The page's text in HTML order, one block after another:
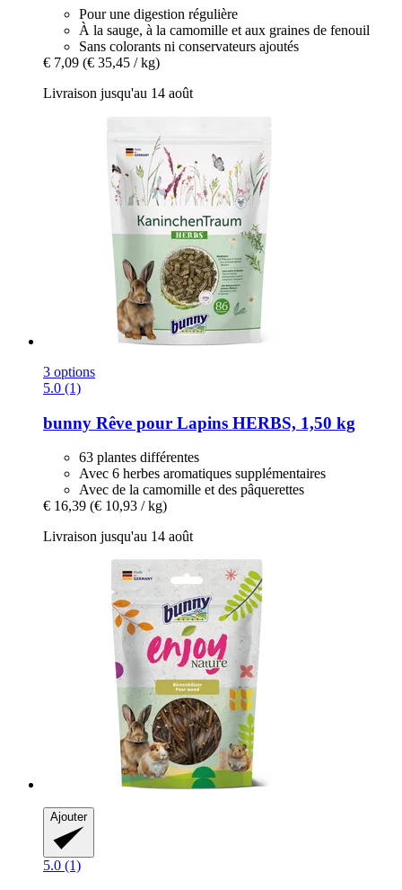
Pour une digestion régulière
À la sauge, à la camomille et aux graines de fenouil
Sans colorants ni conservateurs ajoutés
€ 7,09 (€ 35,45 / kg)
Livraison jusqu'au 14 août
3 options
5.0 (1)
bunny Rêve pour Lapins HERBS, 1,50 kg
63 plantes différentes
Avec 6 herbes aromatiques supplémentaires
Avec de la camomille et des pâquerettes
€ 16,39 (€ 10,93 / kg)
Livraison jusqu'au 14 août
Ajouter
5.0 (1)